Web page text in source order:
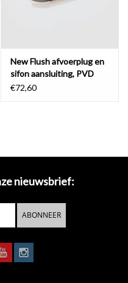
New Flush afvoerplug en
sifon aansluiting, PVD
€72,60
nieuwsbrief:
ABONNEER